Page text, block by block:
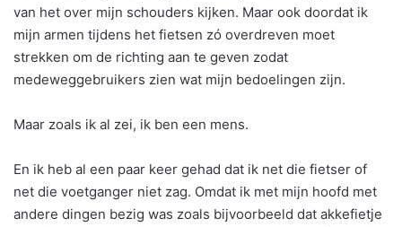
van het over mijn schouders kijken. Maar ook doordat ik
mijn armen tijdens het fietsen zó overdreven moet
strekken om de richting aan te geven zodat
medeweggebruikers zien wat mijn bedoelingen zijn.
Maar zoals ik al zei, ik ben een mens.
En ik heb al een paar keer gehad dat ik net die fietser of
net die voetganger niet zag. Omdat ik met mijn hoofd met
andere dingen bezig was zoals bijvoorbeeld dat akkefietje